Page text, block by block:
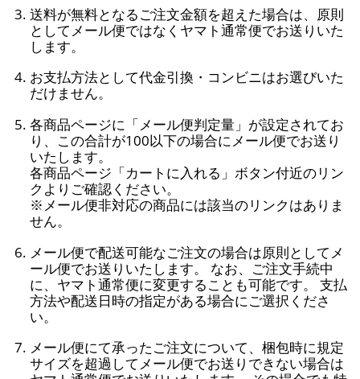
送料が無料となるご注文金額を超えた場合は、原則
としてメール便ではなくヤマト通常便でお送りいた
します。
お支払方法として代金引換・コンビニはお選びいた
だけません。
各商品ページに「メール便判定量」が設定されてお
り、この合計が100以下の場合にメール便でお送り
いたします。
各商品ページ「カートに入れる」ボタン付近のリン
クよりご確認ください。
※メール便非対応の商品には該当のリンクはありま
せん。
メール便で配送可能なご注文の場合は原則としてメ
ール便でお送りいたします。 なお、ご注文手続中
に、ヤマト通常便に変更することも可能です。 支払
方法や配送日時の指定がある場合にご選択くださ
い。
メール便にて承ったご注文について、梱包時に規定
サイズを超過してメール便でお送りできない場合は